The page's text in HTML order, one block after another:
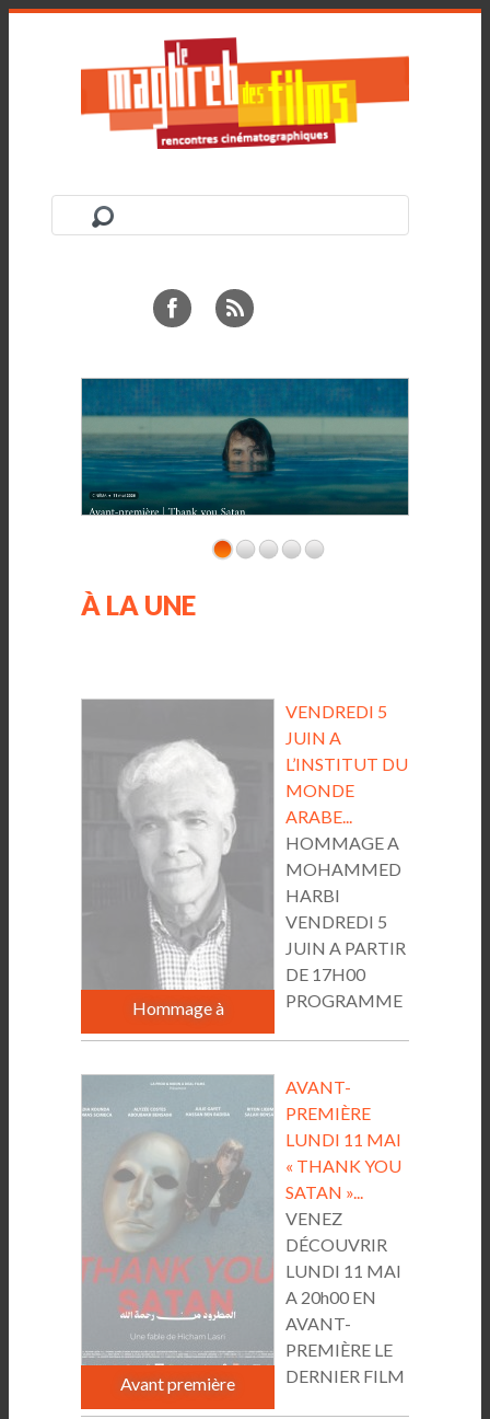
À LA UNE
Hommage à
VENDREDI 5
JUIN A
L’INSTITUT DU
MONDE
ARABE...
HOMMAGE A
MOHAMMED
HARBI
VENDREDI 5
JUIN A PARTIR
DE 17H00
PROGRAMME
Avant première
AVANT-
PREMIÈRE
LUNDI 11 MAI
« THANK YOU
SATAN »...
VENEZ
DÉCOUVRIR
LUNDI 11 MAI
A 20h00 EN
AVANT-
PREMIÈRE LE
DERNIER FILM